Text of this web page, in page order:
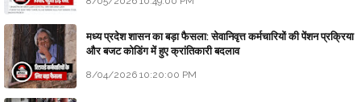
मध्य प्रदेश शासन का बड़ा फैसला: सेवानिवृत्त कर्मचारियों की पेंशन प्रक्रिया
और बजट कोडिंग में हुए क्रांतिकारी बदलाव
8/04/2026 10:20:00 PM